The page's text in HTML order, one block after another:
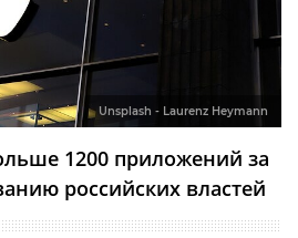
Unsplash - Laurenz Heymann
1200 приложений за
российских властей